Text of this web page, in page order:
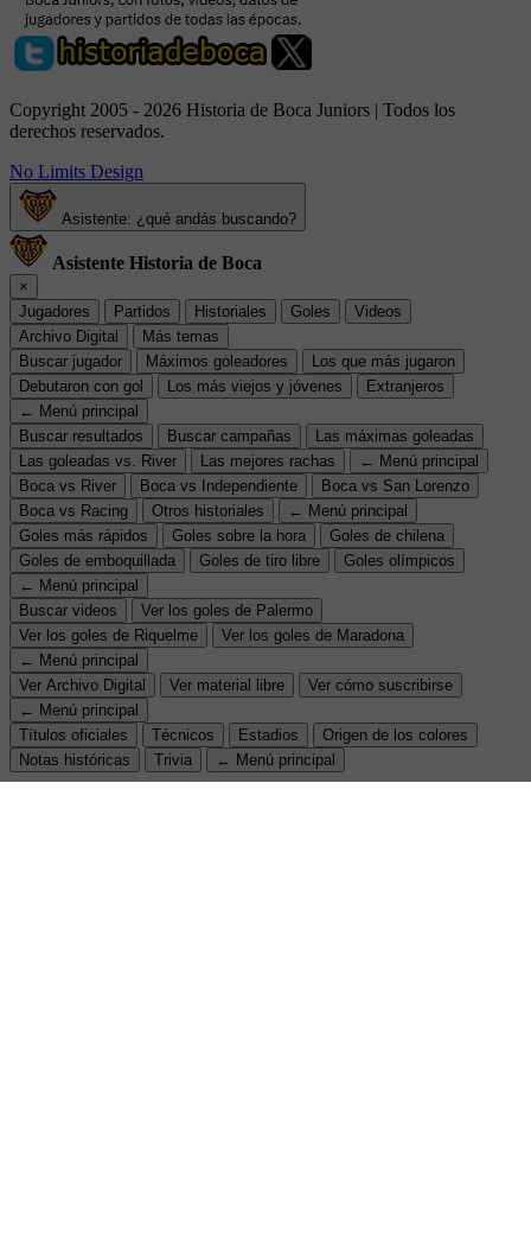
Copyright 2005 - 2026 Historia de Boca Juniors | Todos los
derechos reservados.
No Limits Design
Asistente: ¿qué andás buscando?
Asistente Historia de Boca
×
Jugadores
Partidos Historiales Goles
Videos
Archivo Digital
Más temas
Buscar jugador
Máximos goleadores
Los que más jugaron
Debutaron con gol
Los más viejos y jóvenes
Extranjeros
← Menú principal
Buscar resultados
Buscar campañas
Las máximas goleadas
Las goleadas vs. River
Las mejores rachas
← Menú principal
Boca vs River
Boca vs Independiente
Boca vs San Lorenzo
Boca vs Racing
Otros historiales
← Menú principal
Goles más rápidos
Goles sobre la hora
Goles de chilena
Goles de emboquillada
Goles de tiro libre
Goles olímpicos
← Menú principal
Buscar videos
Ver los goles de Palermo
Ver los goles de Riquelme
Ver los goles de Maradona
← Menú principal
Ver Archivo Digital
Ver material libre
Ver cómo suscribirse
← Menú principal
Títulos oficiales
Técnicos Estadios
Origen de los colores
Notas históricas
Trivia ← Menú principal